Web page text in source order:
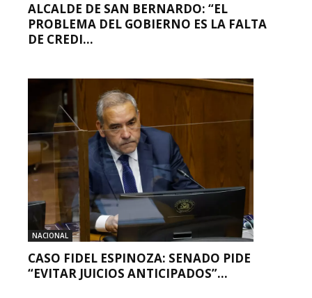
ALCALDE DE SAN BERNARDO: “EL
PROBLEMA DEL GOBIERNO ES LA FALTA
DE CREDI...
NACIONAL
CASO FIDEL ESPINOZA: SENADO PIDE
“EVITAR JUICIOS ANTICIPADOS”...